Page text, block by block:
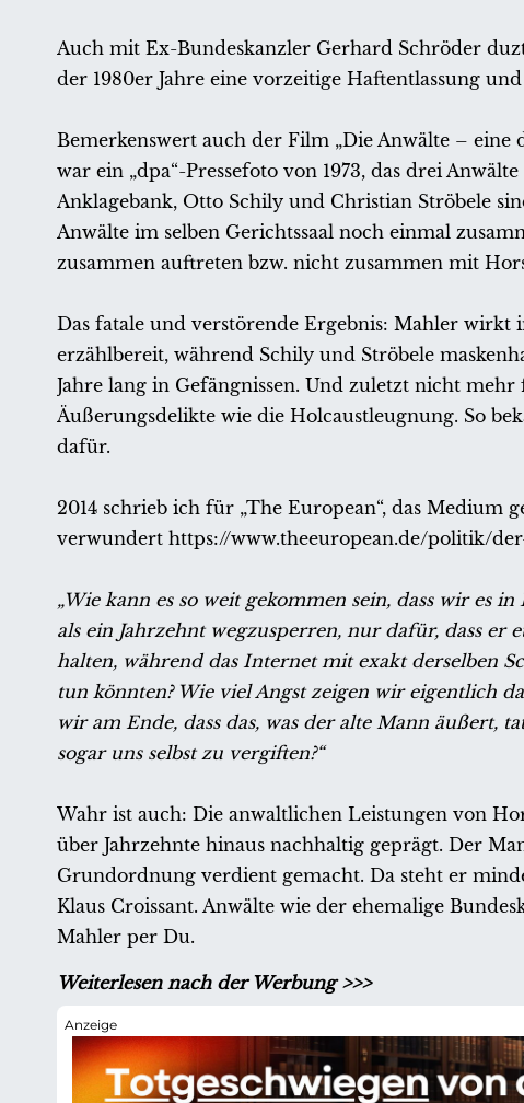
Auch mit Ex-Bundeskanzler Gerhard Schröder
der 1980er Jahre eine vorzeitige Haftentlassung
Bemerkenswert auch der Film „Die Anwälte –
war ein „dpa“-Pressefoto von 1973, das drei
Anklagebank, Otto Schily und Christian Ströbele
Anwälte im selben Gerichtssaal noch einmal
zusammen auftreten bzw. nicht zusammen mit
Das fatale und verstörende Ergebnis: Mahler
erzählbereit, während Schily und Ströbele
Jahre lang in Gefängnissen. Und zuletzt nicht
Äußerungsdelikte wie die Holcaustleugnung. So
dafür.
2014 schrieb ich für „The European“, das
verwundert https://www.theeuropean.de/politik/
„Wie kann es so weit gekommen sein, dass wir es
als ein Jahrzehnt wegzusperren, nur dafür, dass er
halten, während das Internet mit exakt derselben
tun könnten? Wie viel Angst zeigen wir eigentlich
wir am Ende, dass das, was der alte Mann äußert,
sogar uns selbst zu vergiften?“
Wahr ist auch: Die anwaltlichen Leistungen von
über Jahrzehnte hinaus nachhaltig geprägt. Der
Grundordnung verdient gemacht. Da steht er
Klaus Croissant. Anwälte wie der ehemalige
Mahler per Du.
Weiterlesen nach der Werbung >>>